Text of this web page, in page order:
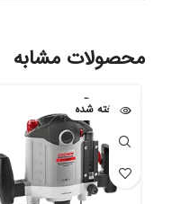
محصولات مشابه
فروخته شده